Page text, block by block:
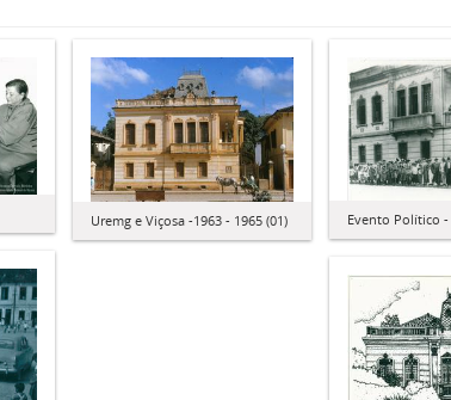
Uremg e Viçosa -1963 - 1965 (01) Evento Político -